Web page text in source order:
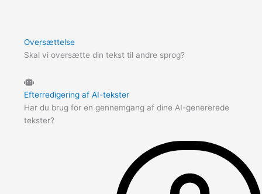
Oversættelse
Skal vi oversætte din tekst til andre sprog?
Efterredigering af AI-tekster
Har du brug for en gennemgang af dine AI-genererede
tekster?